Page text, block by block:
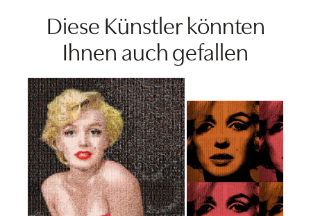
Diese Künstler könnten
Ihnen auch gefallen